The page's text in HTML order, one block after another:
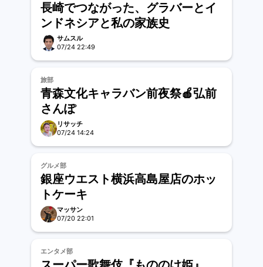
長崎でつながった、グラバーとイ
ンドネシアと私の家族史
サムスル
07/24 22:49
旅部
青森文化キャラバン前夜祭🍎弘前
さんぽ
リサッチ
07/24 14:24
グルメ部
銀座ウエスト横浜高島屋店のホッ
トケーキ
マッサン
07/20 22:01
エンタメ部